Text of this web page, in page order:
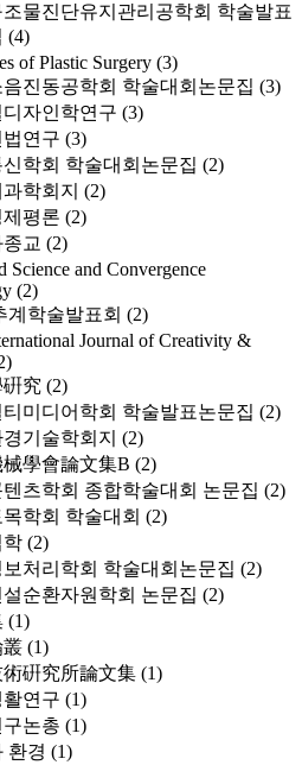
물진단유지관리공학회 학술발표
(4)
of Plastic Surgery (3)
진동공학회 학술대회논문집 (3)
자인학연구 (3)
연구 (3)
학회 학술대회논문집 (2)
학회지 (2)
평론 (2)
교 (2)
Science and Convergence
(2)
계학술발표회 (2)
Journal of Creativity &
究 (2)
미디어학회 학술발표논문집 (2)
기술학회지 (2)
學會論文集B (2)
츠학회 종합학술대회 논문집 (2)
학회 학술대회 (2)
학 (2)
처리학회 학술대회논문집 (2)
순환자원학회 논문집 (2)
(1)
叢 (1)
術硏究所論文集 (1)
연구 (1)
논총 (1)
환경 (1)